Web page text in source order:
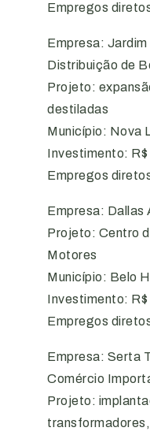
Empregos
Empresa:
Distribuição de
Projeto:
destiladas
Município: Nova
Investimento: R$
Empregos
Empresa: Dallas
Projeto: Centro
Motores
Município: Belo
Investimento: R$
Empregos
Empresa: Serta
Comércio
Projeto: